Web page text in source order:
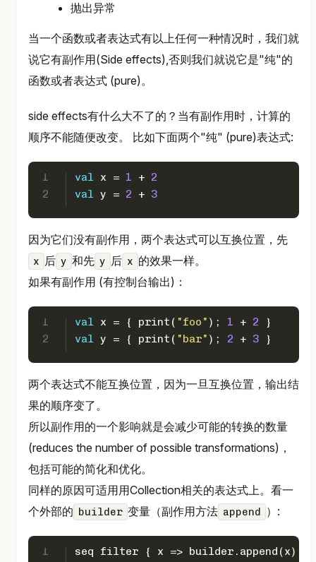
抛出异常
当一个函数或者表达式有以上任何一种情况时，我们就
说它有副作用(Side effects),否则我们就说它是"纯"的
函数或者表达式 (pure)。
side effects有什么大不了的？当有副作用时，计算的
顺序不能随便改变。 比如下面两个"纯" (pure)表达式:
1
2
val x = 1 + 2
val y = 2 + 3
因为它们没有副作用，两个表达式可以互换位置，先
x 后 y 和先 y 后 x 的效果一样。
如果有副作用 (有控制台输出)：
1
2
val x = { print( "foo" ); 1 + 2 }
val y = { print( "bar" ); 2 + 3 }
两个表达式不能互换位置，因为一旦互换位置，输出结
果的顺序变了。
所以副作用的一个影响就是会减少可能的转换的数量
(reduces the number of possible transformations)，
包括可能的简化和优化。
同样的原因可适用用Collection相关的表达式上。看一
个外部的 builder 变量（副作用方法 append ）:
1 seq filter { x => builder.append(x);